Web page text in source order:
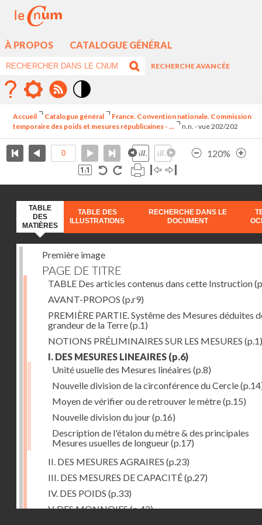
À PROPOS CATALOGUE GÉNÉRAL
RECHERCHE AVANCÉE
élévé
Accueil Catalogue général
France. Convention nationale. Commission
temporaire des poids et mesures républicaines - ...
n.n. - vue 202/202
120%
TABLE
DES
MATIÈRES
TABLE DES
ILLUSTRATIONS
RECHERCHE DANS LE
DOCUMENT
Première image
PAGE DE TITRE
TABLE Des articles contenus dans cette Instruction
AVANT-PROPOS (p.r9)
PREMIÈRE PARTIE. Systême des Mesures déduites
grandeur de la Terre(p.1)
NOTIONS PRÉLIMINAIRES SUR LES MESURES (p.1)
I. DES MESURES LINEAIRES (p.6)
Unité usuelle des Mesures linéaires (p.8)
Nouvelle division de la circonférence du Cercle
Moyen de vérifier ou de retrouver le mètre(p.15)
Nouvelle division du jour(p.16)
Description de l'étalon du mètre & des principales
Mesures usuelles de longueur(p.17)
II. DES MESURES AGRAIRES (p.23)
III. DES MESURES DE CAPACITÉ(p.27)
IV. DES POIDS (p.33)
V. DES MONNOIES(p.42)